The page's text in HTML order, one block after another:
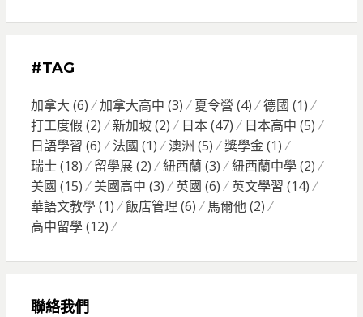
#TAG
加拿大 (6) 加拿大高中 (3) 夏令營 (4) 德國 (1)
打工度假 (2) 新加坡(2) 日本(47) 日本高中 (5)
日語學習 (6) 法國 (1) 澳洲 (5) 獎學金(1)
瑞士(18) 留學展(2) 紐西蘭(3) 紐西蘭中學(2)
美國 (15) 美國高中 (3) 英國 (6) 英文學習 (14)
華語文教學(1) 飯店管理 (6) 馬爾他(2)
高中留學(12)
聯絡我們